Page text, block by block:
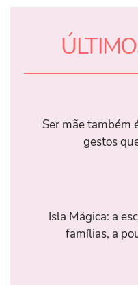
Ser mãe também
gestos
Isla Mágica: a
famílias, a